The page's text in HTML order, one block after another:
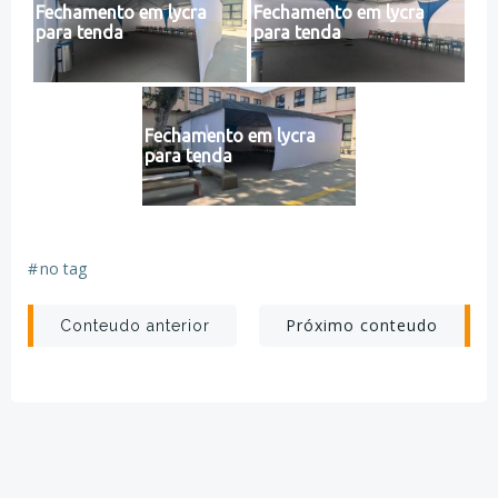
Fechamento em lycra
para tenda
Fechamento em lycra
para tenda
Fechamento em lycra
para tenda
#no tag
Post
Conteudo anterior
Post
Próximo conteudo